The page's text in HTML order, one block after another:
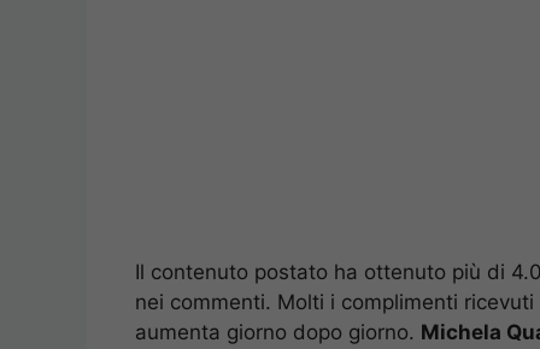
Il contenuto postato ha ottenuto più di
nei commenti. Molti i complimenti
aumenta giorno dopo giorno. Michela